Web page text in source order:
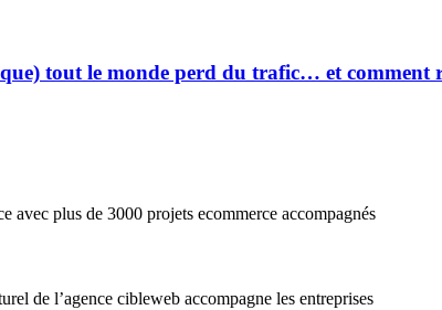
tout le monde perd du trafic… et comment
avec plus de 3000 projets ecommerce accompagnés
de l’agence cibleweb accompagne les entreprises